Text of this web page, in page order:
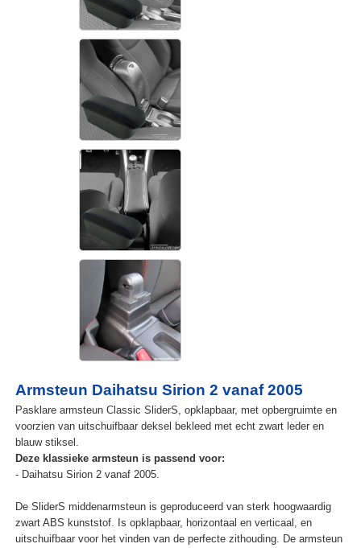
Armsteun Daihatsu Sirion 2 vanaf 2005
Pasklare armsteun Classic SliderS, opklapbaar, met opbergruimte en
voorzien van uitschuifbaar deksel bekleed met echt zwart leder en
blauw stiksel.
Deze klassieke armsteun is passend voor:
- Daihatsu Sirion 2 vanaf 2005.
De SliderS middenarmsteun is geproduceerd van sterk hoogwaardig
zwart ABS kunststof. Is opklapbaar, horizontaal en verticaal, en
uitschuifbaar voor het vinden van de perfecte zithouding. De armsteun